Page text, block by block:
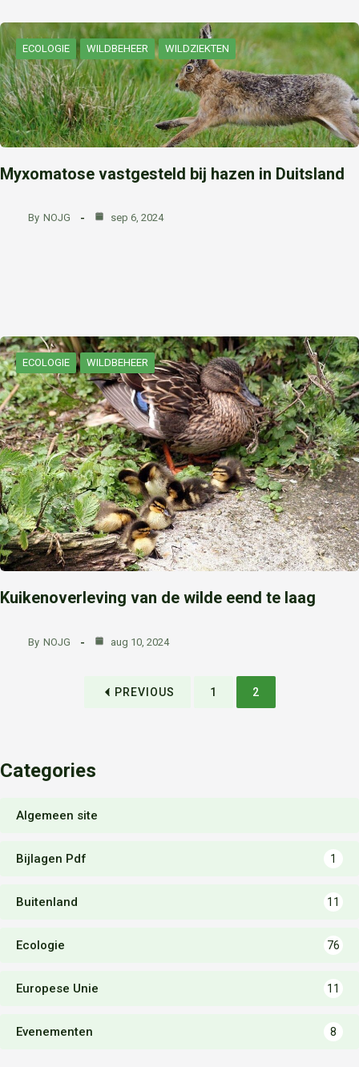
ECOLOGIE WILDBEHEER WILDZIEKTEN
Myxomatose vastgesteld bij hazen in Duitsland
By NOJG sep 6, 2024
ECOLOGIE WILDBEHEER
Kuikenoverleving van de wilde eend te laag
By NOJG aug 10, 2024
PREVIOUS 1 2
Categories
Algemeen site
Bijlagen Pdf 1
Buitenland 11
Ecologie 76
Europese Unie 11
Evenementen 8